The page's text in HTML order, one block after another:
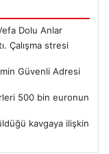
Dolu Anlar
Çalışma stresi
Güvenli Adresi
500 bin euronun
kavgaya ilişkin